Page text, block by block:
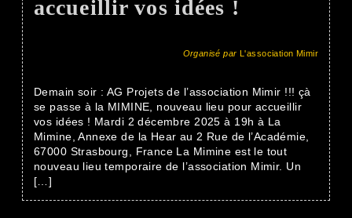
accueillir vos idées !
Organisé parL'association Mimir
Demain soir : AG Projets de l’association Mimir !!! çà
se passe à la MIMINE, nouveau lieu pour accueillir
vos idées ! Mardi 2 décembre 2025 à 19h à La
Mimine, Annexe de la Hear au 2 Rue de l’Académie,
67000 Strasbourg, France La Mimine est le tout
nouveau lieu temporaire de l’association Mimir. Un
[…]